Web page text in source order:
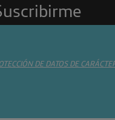
DE DATOS DE